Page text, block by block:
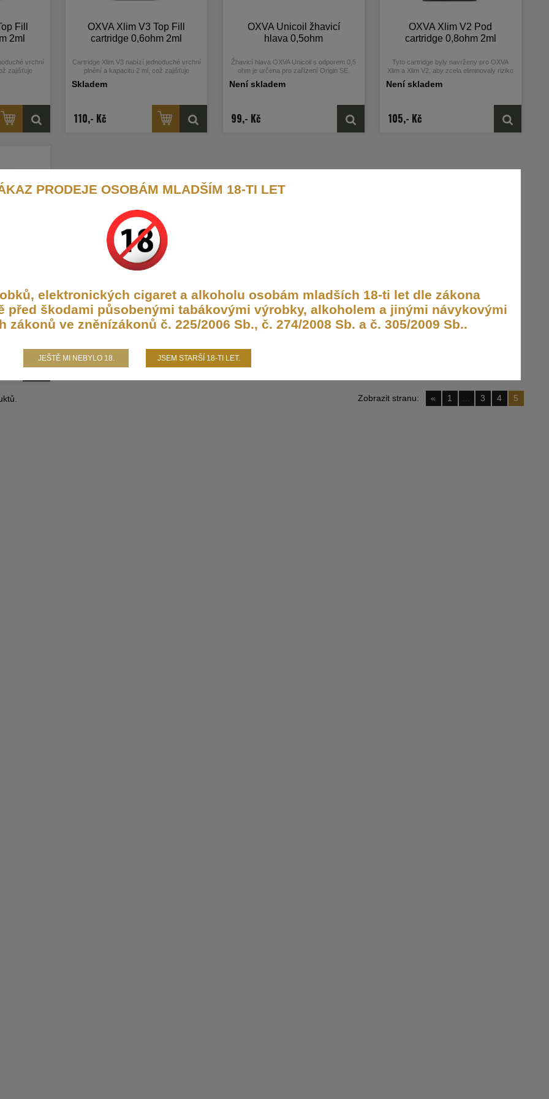
Fill
2ml
vrchní
zajišťuje
OXVA Xlim V3 Top Fill
cartridge 0,6ohm 2ml
Cartridge Xlim V3 nabízí jednoduché vrchní
plnění a kapacitu 2 ml, což zajišťuje
Skladem
110,- Kč
OXVA Unicoil žhavicí
hlava 0,5ohm
Žhavicí hlava OXVA Unicoil s odporem 0,5
ohm je určena pro zařízení Origin SE.
Není skladem
99,- Kč
OXVA Xlim V2 Pod
cartridge 0,8ohm 2ml
Tyto cartridge byly navrženy pro OXVA
Xlim a Xlim V2, aby zcela eliminovaly riziko
Není skladem
105,- Kč
2ml
pro OXVA
riziko
Zobrazit stranu: « 1 3 4 5
PRODEJE OSOBÁM MLADŠÍM 18-TI LET
elektronických cigaret a alkoholu osobám mladších 18-ti let dle zákona
před škodami působenými tabákovými výrobky, alkoholem a jinými návykovými
ve zněnízákonů č. 225/2006 Sb., č. 274/2008 Sb. a č. 305/2009 Sb..
JEŠTĚ MI NEBYLO 18. JSEM STARŠÍ 18-TI LET.